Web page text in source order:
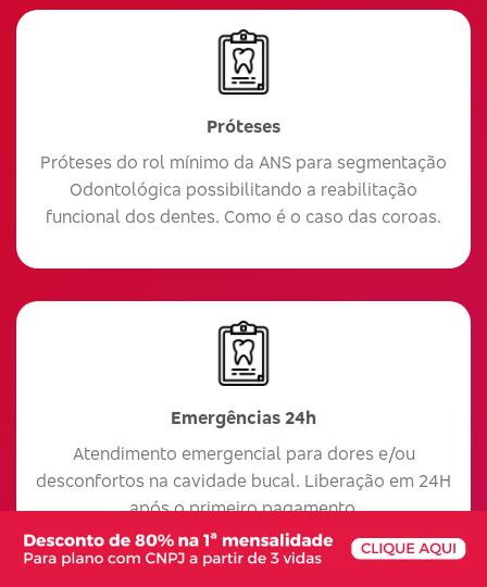
Próteses
Próteses do rol mínimo da ANS para segmentação
Odontológica possibilitando a reabilitação
funcional dos dentes. Como é o caso das coroas.
Emergências 24h
Atendimento emergencial para dores e/ou
desconfortos na cavidade bucal. Liberação em 24H
após o primeiro pagamento.